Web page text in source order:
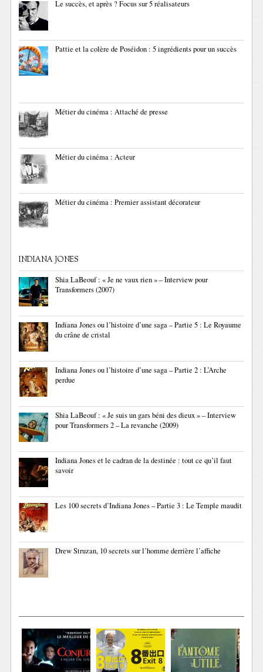
Le succès, et après ? Focus sur 5 réalisateurs
Pattie et la colère de Poséidon : 5 ingrédients pour un succès
Métier du cinéma : Attaché de presse
Métier du cinéma : Acteur
Métier du cinéma : Premier assistant décorateur
INDIANA JONES
Shia LaBeouf : « Je ne vaux rien » – Interview pour
Transformers (2007)
Indiana Jones ou l’histoire d’une saga – Partie 5 : Le Royaume
du crâne de cristal
Indiana Jones ou l’histoire d’une saga – Partie 2 : L’Arche
perdue
Shia LaBeouf : « Je suis un gars béni des dieux » – Interview
pour Transformers 2 – La revanche (2009)
Indiana Jones et le cadran de la destinée : tout ce qu’il faut
savoir
Les 100 secrets d’Indiana Jones – Partie 3 : Le Temple maudit
Drew Struzan, 10 secrets sur l’homme derrière l’affiche